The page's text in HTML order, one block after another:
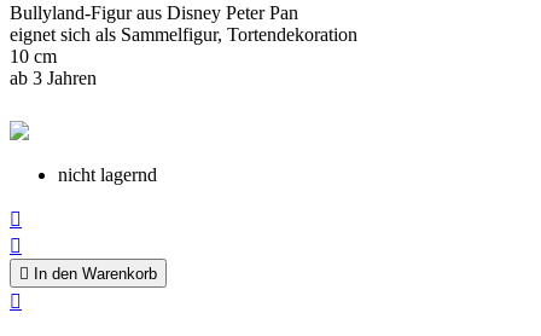
Bullyland-Figur aus Disney Peter Pan
eignet sich als Sammelfigur, Tortendekoration
10 cm
ab 3 Jahren
nicht lagernd


 In den Warenkorb
